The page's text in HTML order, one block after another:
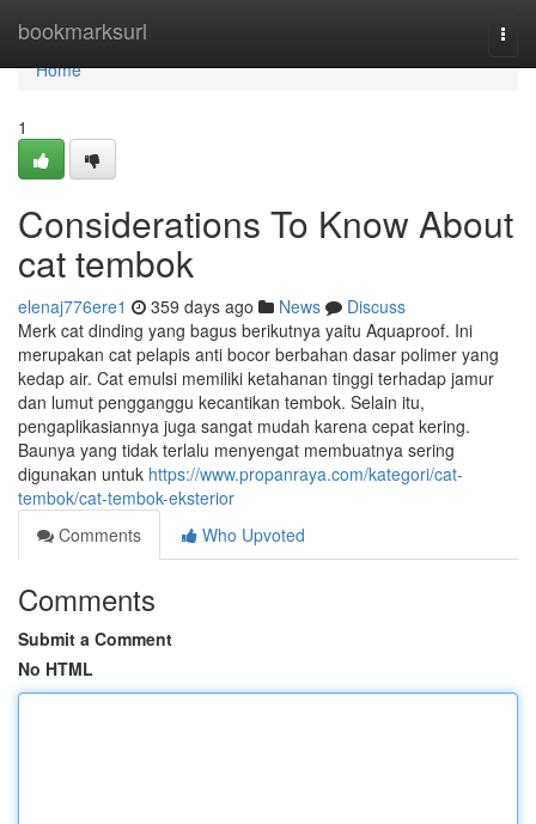
bookmarksurl
Home
Home
1
Considerations To Know About
cat tembok
elenaj776ere1 359 days ago News
Discuss
Merk cat dinding yang bagus berikutnya yaitu Aquaproof. Ini
merupakan cat pelapis anti bocor berbahan dasar polimer yang
kedap air. Cat emulsi memiliki ketahanan tinggi terhadap jamur
dan lumut pengganggu kecantikan tembok. Selain itu,
pengaplikasiannya juga sangat mudah karena cepat kering.
Baunya yang tidak terlalu menyengat membuatnya sering
digunakan untuk https://www.propanraya.com/kategori/cat-
tembok/cat-tembok-eksterior
Comments
Who Upvoted
Comments
Submit a Comment
No HTML